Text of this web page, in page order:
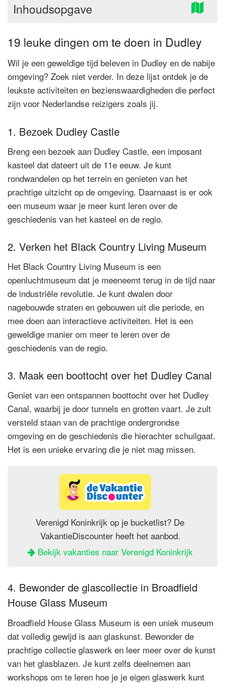
Inhoudsopgave
19 leuke dingen om te doen in Dudley
Wil je een geweldige tijd beleven in Dudley en de nabije
omgeving? Zoek niet verder. In deze lijst ontdek je de
leukste activiteiten en bezienswaardigheden die perfect
zijn voor Nederlandse reizigers zoals jij.
1. Bezoek Dudley Castle
Breng een bezoek aan Dudley Castle, een imposant
kasteel dat dateert uit de 11e eeuw. Je kunt
rondwandelen op het terrein en genieten van het
prachtige uitzicht op de omgeving. Daarnaast is er ook
een museum waar je meer kunt leren over de
geschiedenis van het kasteel en de regio.
2. Verken het Black Country Living Museum
Het Black Country Living Museum is een
openluchtmuseum dat je meeneemt terug in de tijd naar
de industriële revolutie. Je kunt dwalen door
nagebouwde straten en gebouwen uit die periode, en
mee doen aan interactieve activiteiten. Het is een
geweldige manier om meer te leren over de
geschiedenis van de regio.
3. Maak een boottocht over het Dudley Canal
Geniet van een ontspannen boottocht over het Dudley
Canal, waarbij je door tunnels en grotten vaart. Je zult
versteld staan van de prachtige ondergrondse
omgeving en de geschiedenis die hierachter schuilgaat.
Het is een unieke ervaring die je niet mag missen.
Verenigd Koninkrijk op je bucketlist? De
VakantieDiscounter heeft het aanbod.
Bekijk vakanties naar Verenigd Koninkrijk
4. Bewonder de glascollectie in Broadfield
House Glass Museum
Broadfield House Glass Museum is een uniek museum
dat volledig gewijd is aan glaskunst. Bewonder de
prachtige collectie glaswerk en leer meer over de kunst
van het glasblazen. Je kunt zelfs deelnemen aan
workshops om te leren hoe je je eigen glaswerk kunt